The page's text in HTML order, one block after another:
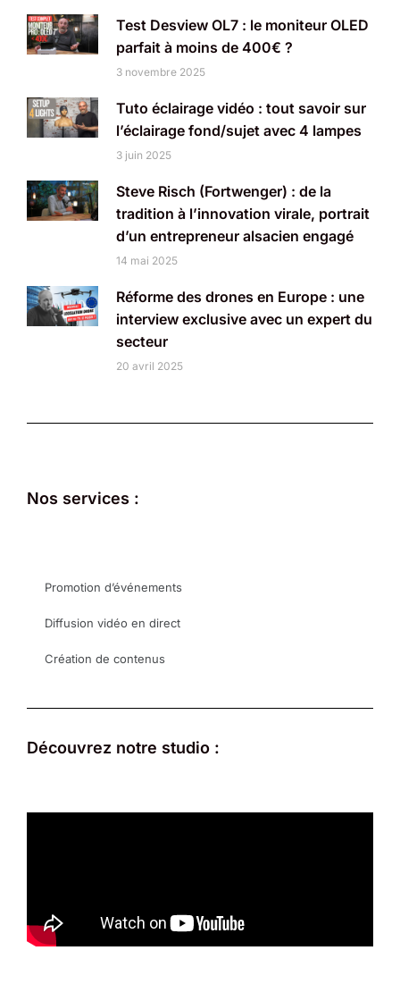
Test Desview OL7 : le moniteur OLED
parfait à moins de 400€ ?
3 novembre 2025
Tuto éclairage vidéo : tout savoir sur
l’éclairage fond/sujet avec 4 lampes
3 juin 2025
Steve Risch (Fortwenger) : de la
tradition à l’innovation virale, portrait
d’un entrepreneur alsacien engagé
14 mai 2025
Réforme des drones en Europe : une
interview exclusive avec un expert du
secteur
20 avril 2025
Nos services :
Promotion d’événements
Diffusion vidéo en direct
Création de contenus
Découvrez notre studio :